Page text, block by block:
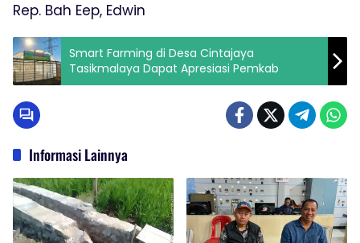
Rep. Bah Eep, Edwin
Smart Farming di Desa Cintajaya
Tasikmalaya Dapat Apresiasi Pemkab
Informasi Lainnya